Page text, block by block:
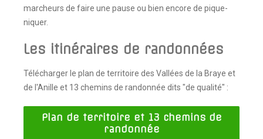
marcheurs de faire une pause ou bien encore de pique-
niquer.
Les itinéraires de randonnées
Télécharger le plan de territoire des Vallées de la Braye et
de l'Anille et 13 chemins de randonnée dits "de qualité" :
Plan de territoire et 13 chemins de
randonnée